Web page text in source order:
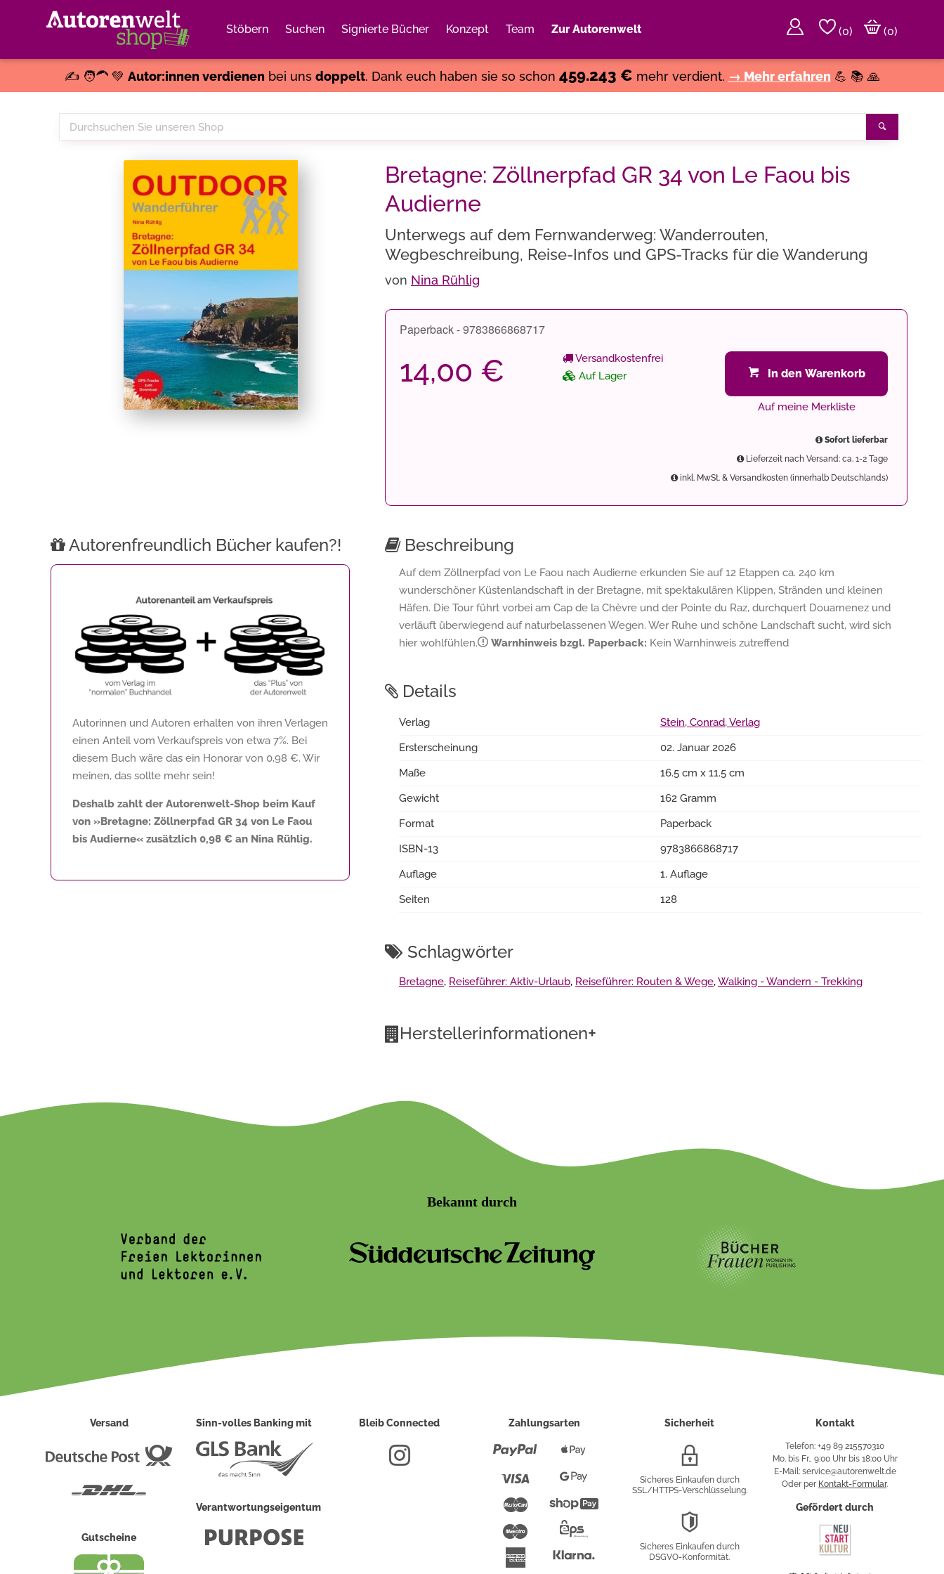
Stöbern Suchen Signierte Bücher Konzept Team Zur Autorenwelt (0)
(0)
✍️ 🧑‍🦱 💚 Autor:innen verdienenbei uns doppelt. Dank euch haben sie so schon 459.243 € mehr verdient. → Mehr erfahren 💪 📚 🙏
Durchsuchen
Sie
Bretagne: Zöllnerpfad GR 34 von Le Faou bis
Audierne
Unterwegs auf dem Fernwanderweg: Wanderrouten,
Wegbeschreibung, Reise-Infos und GPS-Tracks für die Wanderung
von Nina Rühlig
Paperback - 9783866868717
14,00 €
Versandkostenfrei
Auf Lager
In den Warenkorb
Auf meine Merkliste
Sofort lieferbar
Lieferzeit nach Versand: ca. 1-2 Tage
inkl. MwSt. & Versandkosten (innerhalb Deutschlands)
Autorenfreundlich Bücher kaufen?!
Autorinnen und Autoren erhalten von ihren Verlagen
einen Anteil vom Verkaufspreis von etwa 7%. Bei
diesem Buch wäre das ein Honorar von 0,98 €. Wir
meinen, das sollte mehr sein!
Deshalb zahlt der Autorenwelt-Shop beim Kauf
von »Bretagne: Zöllnerpfad GR 34 von Le Faou
bis Audierne« zusätzlich 0,98 € an Nina Rühlig.
Beschreibung
Auf dem Zöllnerpfad von Le Faou nach Audierne erkunden Sie auf 12 Etappen ca. 240 km
wunderschöner Küstenlandschaft in der Bretagne, mit spektakulären Klippen, Stränden und kleinen
Häfen. Die Tour führt vorbei am Cap de la Chèvre und der Pointe du Raz, durchquert Douarnenez und
verläuft überwiegend auf naturbelassenen Wegen. Wer Ruhe und schöne Landschaft sucht, wird sich
hier wohlfühlen.
Warnhinweis bzgl. Paperback: Kein Warnhinweis zutreffend
Details
Verlag
Stein, Conrad, Verlag
Ersterscheinung
02. Januar 2026
Maße
16.5 cm x 11.5 cm
Gewicht
162 Gramm
Format
Paperback
ISBN-13
9783866868717
Auflage
1. Auflage
Seiten
128
Schlagwörter
Bretagne, Reiseführer: Aktiv-Urlaub, Reiseführer: Routen & Wege,Walking - Wandern - Trekking
Herstellerinformationen+
Bekannt durch
Versand
Deutsche
Gutscheine
Sinn-volles Banking mit
Verantwortungseigentum
Bleib Connected Zahlungsarten
Paypal
Mastercard
Maestro
American
Pay
PayShopify
Überweisung
Sicherheit
Verschlüsselung
Sicheres Einkaufen durch
SSL/HTTPS-Verschlüsselung.
Sicheres Einkaufen durch
DSGVO-Konformität.
Kontakt
Telefon: +49 89 215570310
Mo. bis Fr., 9:00 Uhr bis 18:00 Uhr
E-Mail: service@autorenwelt.de
Oder per Kontakt-Formular.
Gefördert durch